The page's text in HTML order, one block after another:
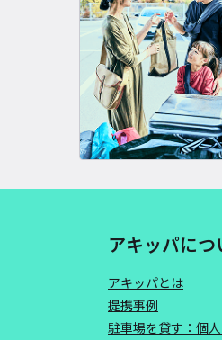
アキッパにつ
アキッパとは
提携事例
駐車場を貸す：個